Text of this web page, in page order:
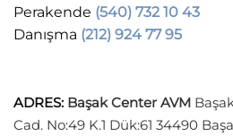
Perakende (540) 732 10 43
Danışma (212) 924 77 95
ADRES: Başak Center AVM
Cad. No:49 K.1 Dük:61 34490